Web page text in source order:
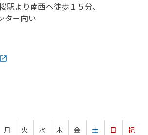
駅より南西へ徒歩１５分、
ター向い
月 火 水 木 金 土 日
祝